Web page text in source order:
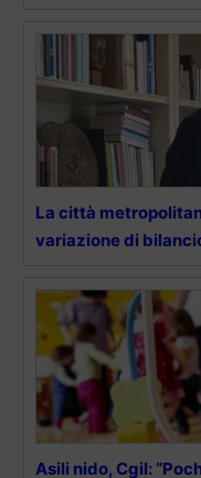
La città
variazione di
Asili nido, Cgil: